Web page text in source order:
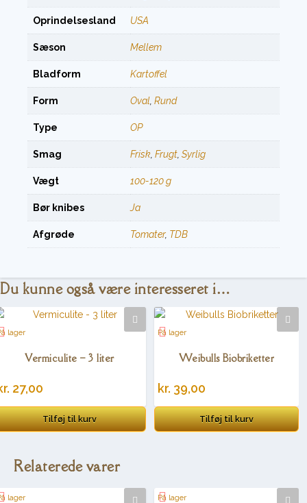
Oprindelsesland USA
Sæson Mellem
Bladform Kartoffel
Form Oval Rund
Type OP
Smag Frisk Frugt Syrlig
Vægt 100-120 g
Bør knibes Ja
Afgrøde Tomater, TDB
Du kunne også være interesseret i…
lager
Vermiculite – 3 liter
27,00
Tilføj til kurv
På lager
Weibulls Biobriketter
kr. 39,00
Tilføj til kurv
Relaterede varer
lager På lager